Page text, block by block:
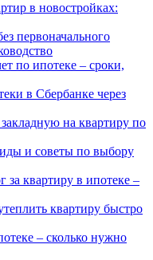
в новостройках:
первоначального
по ипотеке – сроки,
в Сбербанке через
на квартиру по
и советы по выбору
за квартиру в ипотеке –
квартиру быстро
– сколько нужно